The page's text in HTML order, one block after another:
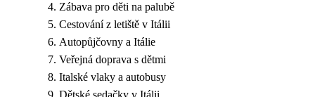
Zábava pro děti na palubě
Cestování z letiště v Itálii
Autopůjčovny a Itálie
Veřejná doprava s dětmi
Italské vlaky a autobusy
Dětské sedačky v Itálii